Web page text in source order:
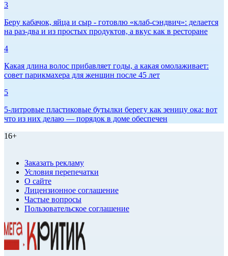
3
Беру кабачок, яйца и сыр - готовлю «клаб-сэндвич»: делается
на раз-два и из простых продуктов, а вкус как в ресторане
4
Какая длина волос прибавляет годы, а какая омолаживает:
совет парикмахера для женщин после 45 лет
5
5-литровые пластиковые бутылки берегу как зеницу ока: вот
что из них делаю — порядок в доме обеспечен
16+
Заказать рекламу
Условия перепечатки
О сайте
Лицензионное соглашение
Частые вопросы
Пользовательское соглашение